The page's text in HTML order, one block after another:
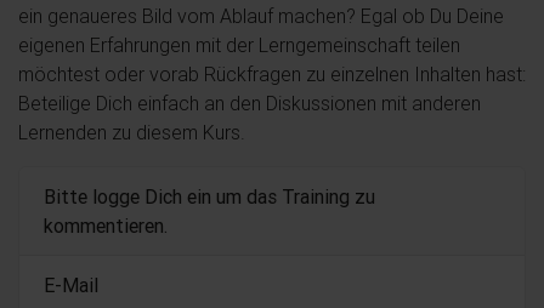
ein genaueres Bild vom Ablauf machen? Egal ob Du Deine
eigenen Erfahrungen mit der Lerngemeinschaft teilen
möchtest oder vorab Rückfragen zu einzelnen Inhalten hast:
Beteilige Dich einfach an den Diskussionen mit anderen
Lernenden zu diesem Kurs.
Bitte logge Dich ein um das Training zu
kommentieren.
E-Mail